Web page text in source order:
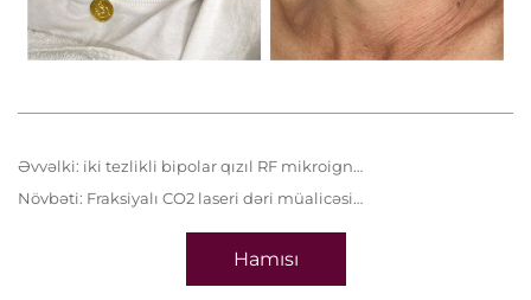
Əvvəlki: i̇ki tezlikli bipolar qızıl RF mikroigneləmə müalicəsi
Növbəti: Fraksiyalı CO2 laseri dəri müalicəsi sahəsində yüksək effektivliyə malikdir və iki əhəmiyyətli klinik
Hamısı